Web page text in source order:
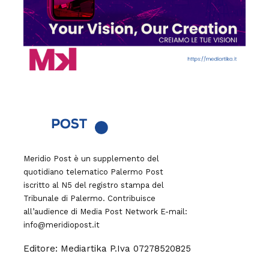
Meridio Post è un supplemento del
quotidiano telematico Palermo Post
iscritto al N5 del registro stampa del
Tribunale di Palermo. Contribuisce
all’audience di Media Post Network E-mail:
info@meridiopost.it
Editore: Mediartika P.Iva 07278520825